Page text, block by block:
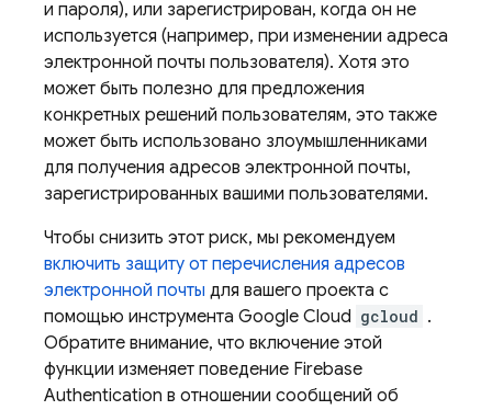
и пароля), или зарегистрирован, когда он не
используется (например, при изменении адреса
электронной почты пользователя). Хотя это
может быть полезно для предложения
конкретных решений пользователям, это также
может быть использовано злоумышленниками
для получения адресов электронной почты,
зарегистрированных вашими пользователями.
Чтобы снизить этот риск, мы рекомендуем
включить защиту от перечисления адресов
электронной почты для вашего проекта с
помощью инструмента Google Cloud gcloud .
Обратите внимание, что включение этой
функции изменяет поведение Firebase
Authentication в отношении сообщений об